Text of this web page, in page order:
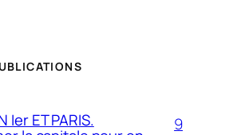
Ier ET PARIS.
9